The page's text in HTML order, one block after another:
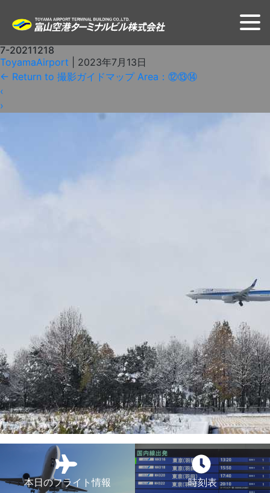
7-20211218
ToyamaAirport
2023年7月13日
← Return to 撮影ガイドマップ Area：⑫⑬⑭
‹
›
本日のフライト情報 時刻表